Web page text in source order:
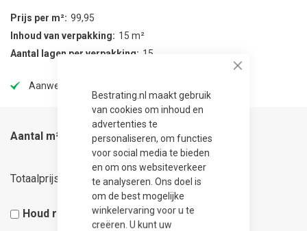
Bestrating.nl maakt gebruik
van cookies om inhoud en
advertenties te
personaliseren, om functies
voor social media te bieden
en om ons websiteverkeer
te analyseren. Ons doel is
om de best mogelijke
winkelervaring voor u te
creëren. U kunt uw
Prijs per m² 99,95
Inhoud van verpakking
15 m²
Aantal lagen per verpakking
15
Aanwezig in onze showtuin
Aantal m²
Totaalprijs 99,95
Houd rekening met 5% snijverlies